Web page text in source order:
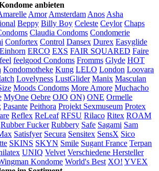
anbieten
Amor Amsterdam Anos Asha
Beppy Billy Boy Celeste Ceylor Chaps
Claudia Condoms Condomerie
Confortex Control Dansex Durex Easyglide
Einhorn ERCO EXS FAIR SQUARED Faire
feel feelgood Condoms Fromms Glyde HOT
Kondomotheke Kung LELO London Loovara
Lovelyness LustGlider Manix Masculan
Moods Condoms More Amore Muchacho
MyOne Oebre OJO ON) ONE Ormelle
Pasante Peithora Projekt Sexmuseum Protex
Reflex ReLeaf RFSU Rilaco Ritex ROAM
Rubber Fucker Rubbery Safe Sagami Sam
Satisfyer Secura Sensitex SensX Sico
SKINS SKYN Smile Sugant France Terpan
UNIQ Velvet Verschiedene Hersteller
Kondome World's Best XO! YVEX